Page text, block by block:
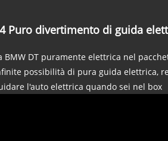
Puro divertimento di guida
BMW DT puramente elettrica nel
possibilità di pura guida elettrica,
l'auto elettrica quando sei nel box